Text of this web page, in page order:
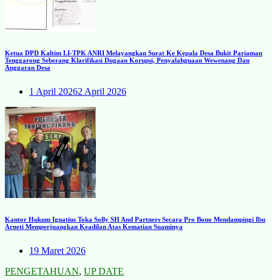
Ketua DPD Kaltim LI-TPK ANRI Melayangkan Surat Ke Kepala Desa Bukit Pariaman
Tenggarong Seberang Klarifikasi Dugaan Korupsi, Penyalahguaan Wewenang Dan
Anggaran Desa
1 April 20262 April 2026
Kantor Hukum Ignatius Toka Solly SH And Partners Secara Pro Bono Mendampingi Ibu
Arneti Memperjuangkan Keadilan Atas Kematian Suaminya
19 Maret 2026
PENGETAHUAN, UP DATE